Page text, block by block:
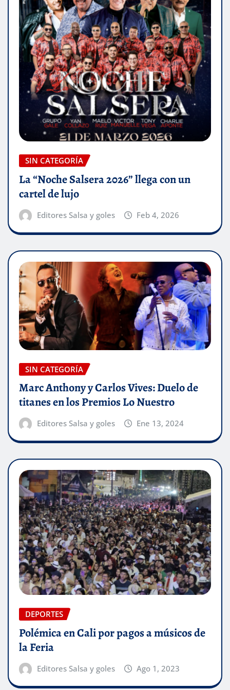
SIN CATEGORÍA
La “Noche Salsera 2026” llega con un
cartel de lujo
Editores Salsa y goles Feb 4, 2026
SIN CATEGORÍA
Marc Anthony y Carlos Vives: Duelo de
titanes en los Premios Lo Nuestro
Editores Salsa y goles Ene 13, 2024
DEPORTES
Polémica en Cali por pagos a músicos de
la Feria
Editores Salsa y goles Ago 1, 2023